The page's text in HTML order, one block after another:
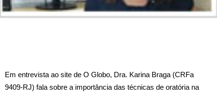
Em entrevista ao site de O Globo, Dra. Karina Braga (CRFa
9409-RJ) fala sobre a importância das técnicas de oratória na